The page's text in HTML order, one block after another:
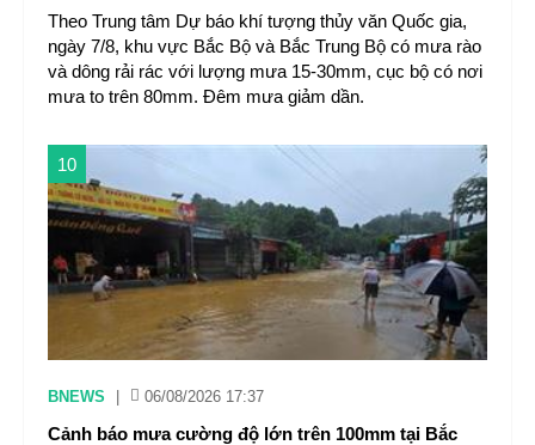
Theo Trung tâm Dự báo khí tượng thủy văn Quốc gia,
ngày 7/8, khu vực Bắc Bộ và Bắc Trung Bộ có mưa rào
và dông rải rác với lượng mưa 15-30mm, cục bộ có nơi
mưa to trên 80mm. Đêm mưa giảm dần.
10
BNEWS 06/08/2026 17:37
Cảnh báo mưa cường độ lớn trên 100mm tại Bắc